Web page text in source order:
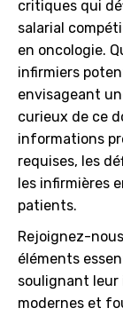
critiques qui
salarial
en oncologie.
infirmiers
envisageant
curieux de ce
informations
requises, les
les infirmières
patients.
Rejoignez-
éléments
soulignant leur
modernes et